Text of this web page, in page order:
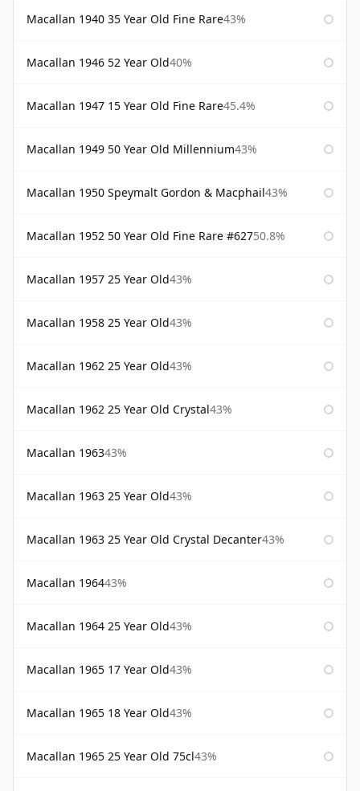
Macallan 1940 35 Year Old Fine Rare43%
Macallan 1946 52 Year Old40%
Macallan 1947 15 Year Old Fine Rare45.4%
Macallan 1949 50 Year Old Millennium43%
Macallan 1950 Speymalt Gordon & Macphail43%
Macallan 1952 50 Year Old Fine Rare #62750.8%
Macallan 1957 25 Year Old43%
Macallan 1958 25 Year Old43%
Macallan 1962 25 Year Old43%
Macallan 1962 25 Year Old Crystal43%
Macallan 196343%
Macallan 1963 25 Year Old43%
Macallan 1963 25 Year Old Crystal Decanter43%
Macallan 196443%
Macallan 1964 25 Year Old43%
Macallan 1965 17 Year Old43%
Macallan 1965 18 Year Old43%
Macallan 1965 25 Year Old 75cl43%